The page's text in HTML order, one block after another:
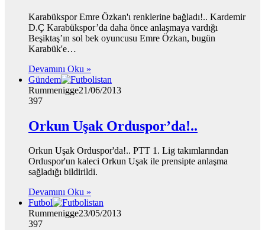
Karabükspor Emre Özkan'ı renklerine bağladı!.. Kardemir
D.Ç Karabükspor’da daha önce anlaşmaya vardığı
Beşiktaş’ın sol bek oyuncusu Emre Özkan, bugün
Karabük'e…
Devamını Oku »
Gündem
Rummenigge21/06/2013
397
Orkun Uşak Orduspor’da!..
Orkun Uşak Orduspor'da!.. PTT 1. Lig takımlarından
Orduspor'un kaleci Orkun Uşak ile prensipte anlaşma
sağladığı bildirildi.
Devamını Oku »
Futbol
Rummenigge23/05/2013
397